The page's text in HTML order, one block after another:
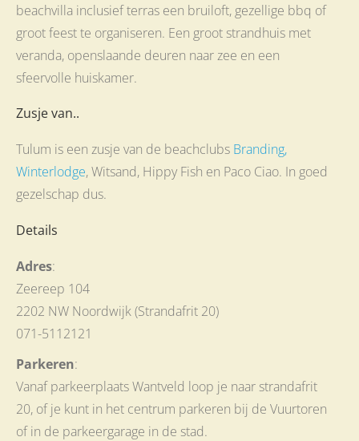
beachvilla inclusief terras een bruiloft, gezellige bbq of
groot feest te organiseren. Een groot strandhuis met
veranda, openslaande deuren naar zee en een
sfeervolle huiskamer.
Zusje van..
Tulum is een zusje van de beachclubs Branding,
Winterlodge, Witsand, Hippy Fish en Paco Ciao. In goed
gezelschap dus.
Details
Adres:
Zeereep 104
2202 NW Noordwijk (Strandafrit 20)
071-5112121
Parkeren:
Vanaf parkeerplaats Wantveld loop je naar strandafrit
20, of je kunt in het centrum parkeren bij de Vuurtoren
of in de parkeergarage in de stad.